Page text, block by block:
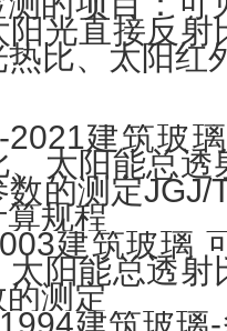
光直接反
比、太阳红
2021建筑玻
、太阳能总
数的测定JGJ/
规程
建筑玻璃
阳能总透
测定